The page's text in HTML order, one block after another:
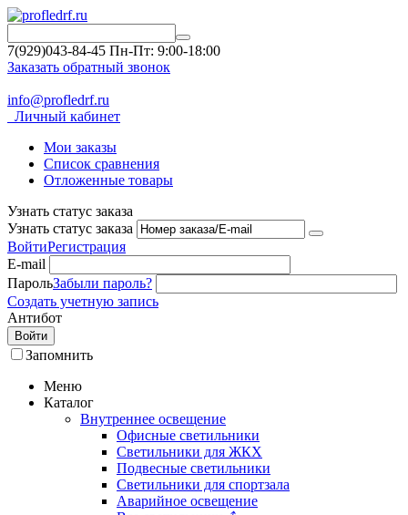
7(929)043-84-45 Пн-Пт: 9:00-18:00
Заказать обратный звонок
info@profledrf.ru
Личный кабинет
Мои заказы
Список сравнения
Отложенные товары
Узнать статус заказа
Узнать статус заказа
ВойтиРегистрация
E-mail
ПарольЗабыли пароль?
Создать учетную запись
Антибот
Войти
Запомнить
Меню
Каталог
Внутреннее освещение
Офисные светильники
Светильники для ЖКХ
Подвесные светильники
Светильники для спортзала
Аварийное освещение